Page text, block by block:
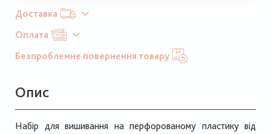
Доставка
Оплата
Безпроблемне повернення товару
Опис
Набір для вишивання на перфорованому пластику від